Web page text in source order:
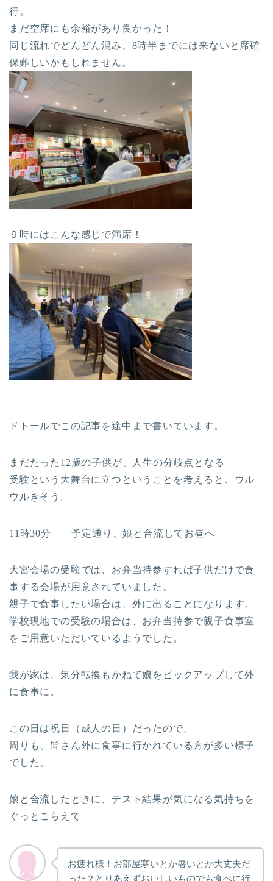
行。
まだ空席にも余裕があり良かった！
同じ流れでどんどん混み、8時半までには来ないと席確
保難しいかもしれません。
９時にはこんな感じで満席！
ドトールでこの記事を途中まで書いています。
まだたった12歳の子供が、人生の分岐点となる
受験という大舞台に立つということを考えると、ウル
ウルきそう。
11時30分 予定通り、娘と合流してお昼へ
大宮会場の受験では、お弁当持参すれば子供だけで食
事する会場が用意されていました。
親子で食事したい場合は、外に出ることになります。
学校現地での受験の場合は、お弁当持参で親子食事室
をご用意いただいているようでした。
我が家は、気分転換もかねて娘をピックアップして外
に食事に。
この日は祝日（成人の日）だったので、
周りも、皆さん外に食事に行かれている方が多い様子
でした。
娘と合流したときに、テスト結果が気になる気持ちを
ぐっとこらえて
お疲れ様！お部屋寒いとか暑いとか大丈夫だ
った？とりあえずおいしいものでも食べに行